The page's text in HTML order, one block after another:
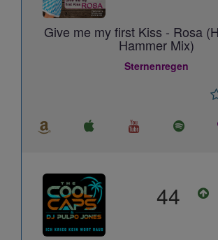
Give me my first Kiss - Rosa
Hammer Mix)
Sternenregen
44